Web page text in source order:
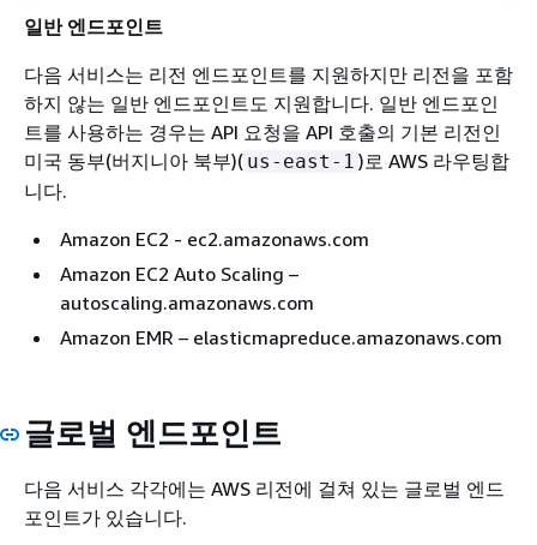
일반 엔드포인트
다음 서비스는 리전 엔드포인트를 지원하지만 리전을 포함
하지 않는 일반 엔드포인트도 지원합니다. 일반 엔드포인
트를 사용하는 경우는 API 요청을 API 호출의 기본 리전인
미국 동부(버지니아 북부)( us-east-1 )로 AWS 라우팅합
니다.
Amazon EC2 - ec2.amazonaws.com
Amazon EC2 Auto Scaling –
autoscaling.amazonaws.com
Amazon EMR – elasticmapreduce.amazonaws.com
글로벌 엔드포인트
다음 서비스 각각에는 AWS 리전에 걸쳐 있는 글로벌 엔드
포인트가 있습니다.